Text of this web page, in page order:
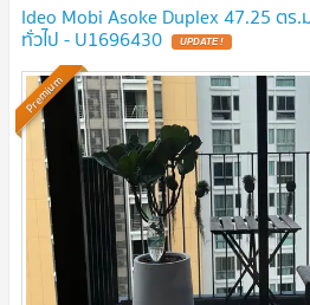
Ideo Mobi Asoke Duplex 47.25 ตร.
ทั่วไป - U1696430
Premium